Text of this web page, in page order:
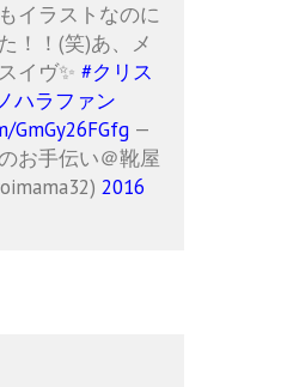
イラストなのに
！！(笑)あ、メ
イヴ✨ #クリス
ハラファン
GmGy26FGfg —
お手伝い＠靴屋
2016